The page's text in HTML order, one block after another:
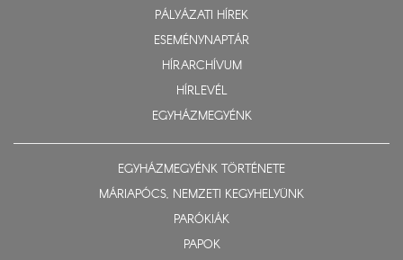
PÁLYÁZATI HÍREK
ESEMÉNYNAPTÁR
HÍRARCHÍVUM
HÍRLEVÉL
EGYHÁZMEGYÉNK
EGYHÁZMEGYÉNK TÖRTÉNETE
MÁRIAPÓCS, NEMZETI KEGYHELYÜNK
PARÓKIÁK
PAPOK